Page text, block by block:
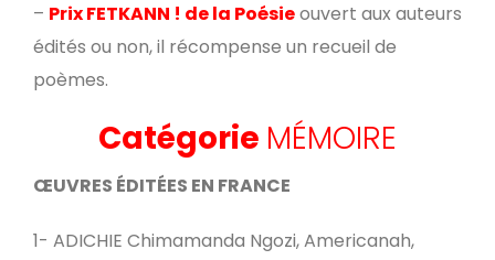
– Prix FETKANN ! de la Poésieouvert aux auteurs
édités ou non, il récompense un recueil de
poèmes.
Catégorie MÉMOIRE
ŒUVRES ÉDITÉES EN FRANCE
1- ADICHIE Chimamanda Ngozi, Americanah,